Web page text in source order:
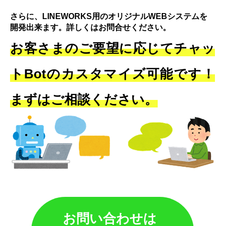
さらに、LINEWORKS用のオリジナルWEBシステムを
開発出来ます。詳しくはお問合せください。
お客さまのご要望に応じてチャッ
トBotのカスタマイズ可能です！
まずはご相談ください。
お問い合わせは